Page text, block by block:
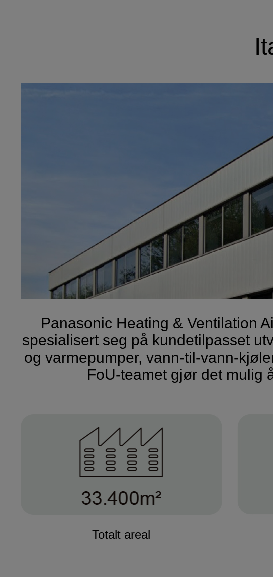
Panasonic Heating & Ventilation
spesialisert seg på kundetilpasset
og varmepumper, vann-til-vann-
FoU-teamet gjør det mulig
Totalt areal